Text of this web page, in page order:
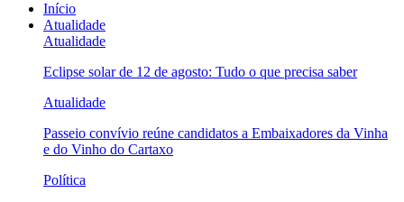
Início
Atualidade
Atualidade
Eclipse solar de 12 de agosto: Tudo o que precisa saber
Atualidade
Passeio convívio reúne candidatos a Embaixadores da Vinha
e do Vinho do Cartaxo
Política